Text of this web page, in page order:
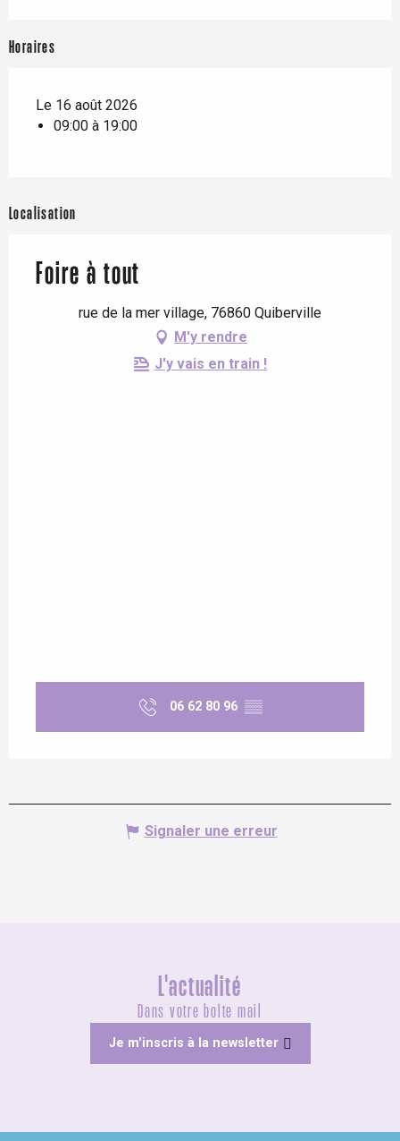
Horaires
Le 16 août 2026
09:00 à 19:00
Localisation
Foire à tout
rue de la mer village, 76860 Quiberville
M'y rendre
J'y vais en train !
06 62 80 96 ▒▒
Signaler une erreur
L'actualité
Dans votre boîte mail
Je m'inscris à la newsletter